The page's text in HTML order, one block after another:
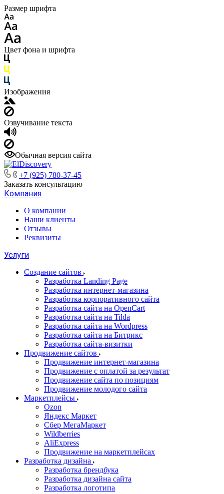
Размер шрифта
Цвет фона и шрифта
Изображения
Озвучивание текста
Обычная версия сайта
+7 (925) 780-37-45
Заказать консультацию
Компания
О компании
Наши клиенты
Отзывы
Реквизиты
Услуги
Создание сайтов
Разработка Landing Page
Разработка интернет-магазина
Разработка корпоративного сайта
Разработка сайта на OpenCart
Разработка сайта на Tilda
Разработка сайта на Wordpress
Разработка сайта на Битрикс
Разработка сайта-визитки
Продвижение сайтов
Продвижение интернет-магазина
Продвижение с оплатой за результат
Продвижение сайта по позициям
Продвижение молодого сайта
Маркетплейсы
Ozon
Яндекс Маркет
Сбер МегаМаркет
Wildberries
AliExpress
Продвижение на маркетплейсах
Разработка дизайна
Разработка брендбука
Разработка дизайна сайта
Разработка логотипа